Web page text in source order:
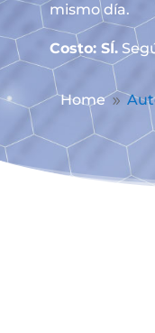
mismo día.
Costo: SÍ.
Home 9